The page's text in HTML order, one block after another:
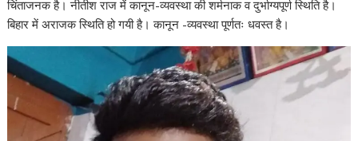
चिंताजनक है। नीतीश राज में कानून-व्यवस्था की शर्मनाक व दुर्भाग्यपूर्ण स्थिति है।
बिहार में अराजक स्थिति हो गयी है। कानून -व्यवस्था पूर्णतः धवस्त है।